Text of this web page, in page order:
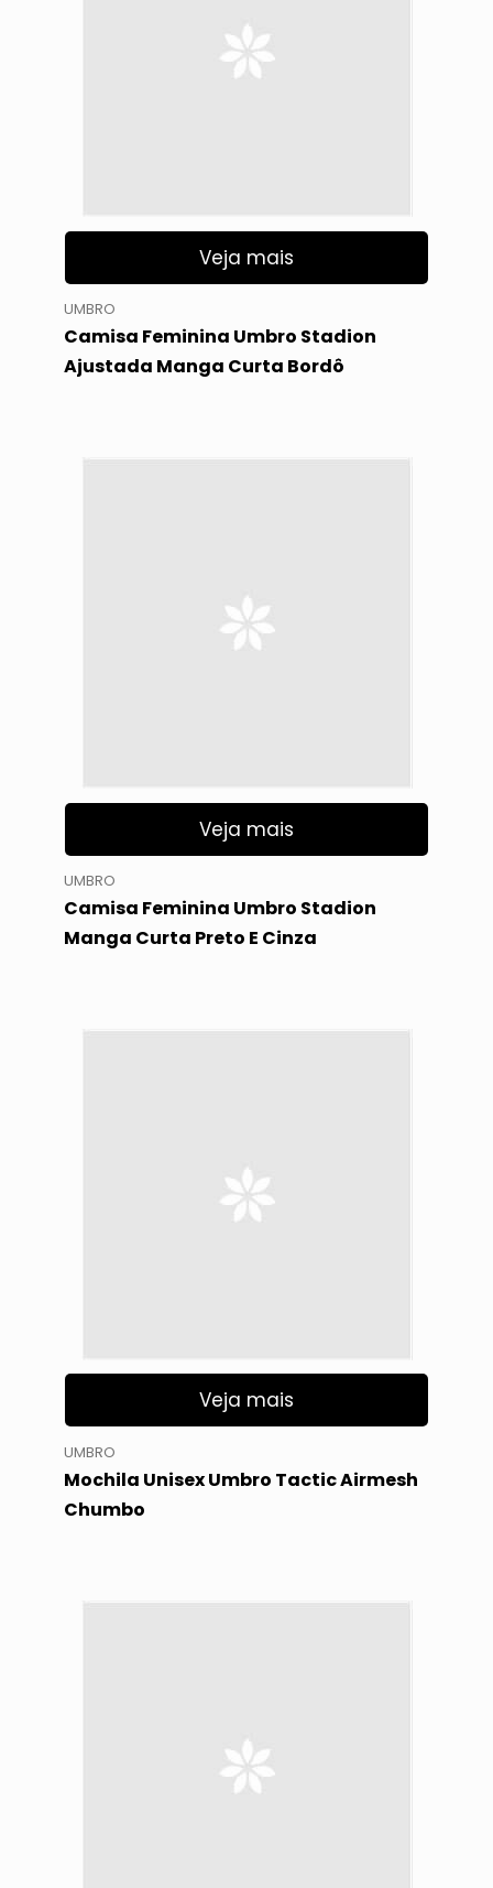
Veja mais
UMBRO
Camisa Feminina Umbro Stadion
Ajustada Manga Curta Bordô
Veja mais
UMBRO
Camisa Feminina Umbro Stadion
Manga Curta Preto E Cinza
Veja mais
UMBRO
Mochila Unisex Umbro Tactic Airmesh
Chumbo